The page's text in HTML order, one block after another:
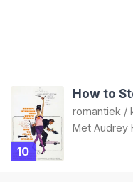
10
How to
romantiek /
Met Audrey